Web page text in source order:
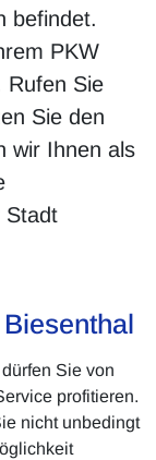
befindet.
PKW
Rufen Sie
Sie den
wir Ihnen als
Stadt
Sie von
profitieren.
nicht unbedingt